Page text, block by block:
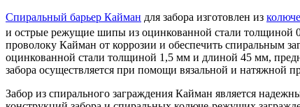
Спиральный барьер Кайман для забора изготовлен из
и острые режущие шипы из оцинкованной стали толщиной
проволоку Кайман от коррозии и обеспечить спиральным
оцинкованной стали толщиной 1,5 мм и длиной 45 мм,
забора осуществляется при помощи вязальной и натяжной
Забор из спирального заграждения Кайман является